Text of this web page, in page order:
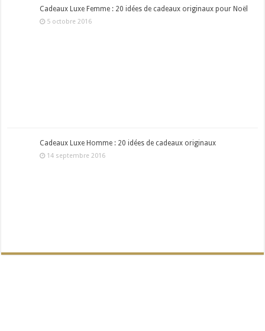
Cadeaux Luxe Femme : 20 idées de cadeaux originaux pour Noël
5 octobre 2016
Cadeaux Luxe Homme : 20 idées de cadeaux originaux
14 septembre 2016